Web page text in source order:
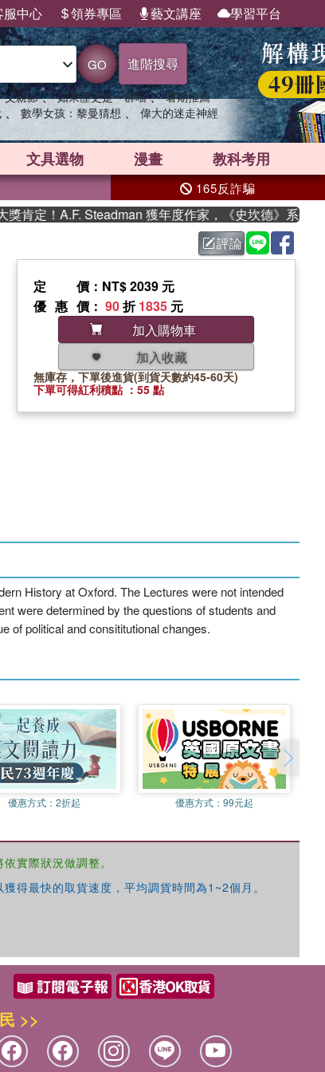
服中心 領券專區 藝文講座 學習平台
GO 進階搜尋
父親節 、 如果歷史是一群喵 、 暑期推薦
、 數學女孩：黎曼猜想 、 偉大的迷走神經
文具選物 漫畫 教科考用
165反詐騙
定！A.F. Steadman 獲年度作家，《史坎德》系列帶你
評論
定價 ：NT$ 2039 元
優惠價 ： 90折1835 元
加入購物車
加入收藏
無庫存，下單後進貨(到貨天數約45-60天)
下單可得紅利積點 ：55 點
History at Oxford. The Lectures were not intended
were determined by the questions of students and
of political and consititutional changes.
優惠方式：2折起 優惠方式：99元起
實際狀況做調整。
得最快的取貨速度，平均調貨時間為1~2個月。
>>